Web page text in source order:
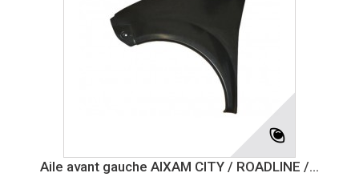
Aile avant gauche AIXAM CITY / ROADLINE /...